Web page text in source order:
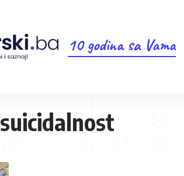
10 godina sa Vama
suicidalnost